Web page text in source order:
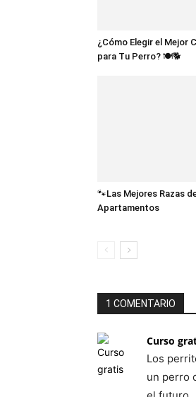
¿Cómo Elegir el Mejor
para Tu Perro? 🍽️🐕
🐾Las Mejores Razas
Apartamentos
1 COMENTARIO
Curso
Los
un perro